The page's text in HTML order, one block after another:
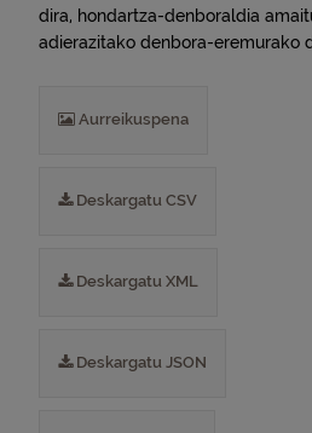
dira, hondartza-denboraldia
adierazitako denbora-eremurako
Aurreikuspena
Deskargatu CSV
Deskargatu XML
Deskargatu JSON